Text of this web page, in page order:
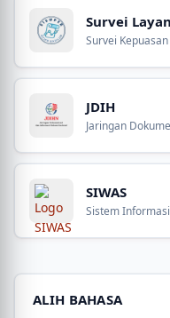
Survei
Survei
JDIH
Jaringan
SIWAS
Sistem
ALIH BAHASA